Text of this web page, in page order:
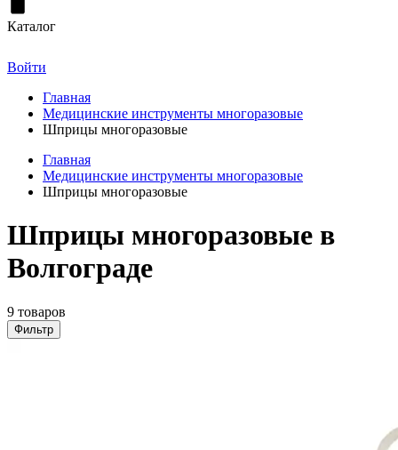
Каталог
Войти
Главная
Медицинские инструменты многоразовые
Шприцы многоразовые
Главная
Медицинские инструменты многоразовые
Шприцы многоразовые
Шприцы многоразовые в
Волгограде
9 товаров
Фильтр